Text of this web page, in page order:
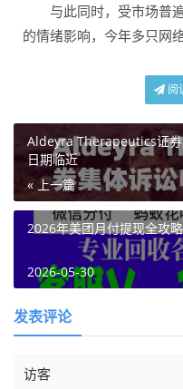
与此同时，受市场普遍
的情绪影响，今年多只网
阅
Aldeyra Therapeutics证券
日期临近
« 上一篇
2026年美团月付提现全攻
2026-05-30
发表评论